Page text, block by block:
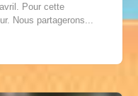
Pour cette
Nous partagerons...